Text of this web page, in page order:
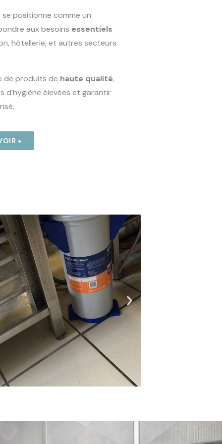
positionne comme un
aux besoins essentiels
hôtellerie, et autres secteurs
de produits de haute qualité,
d’hygiène élevées et garantir
+